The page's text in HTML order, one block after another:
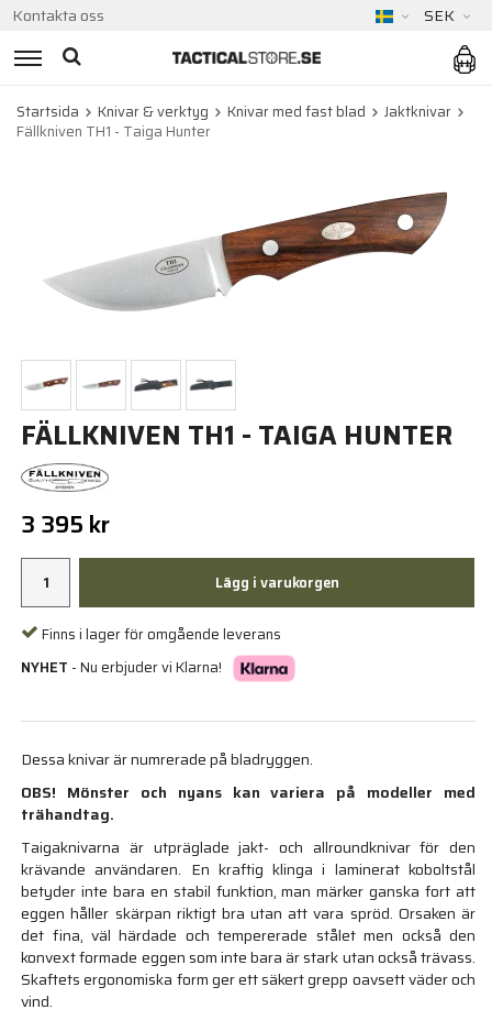
Kontakta oss SEK
Startsida Knivar & verktyg Knivar med fast blad
Jaktknivar
Fällkniven TH1 - Taiga Hunter
FÄLLKNIVEN TH1 - TAIGA HUNTER
3 395 kr
Lägg i varukorgen
Finns i lager för omgående leverans
NYHET - Nu erbjuder vi Klarna!
Dessa knivar är numrerade på bladryggen.
OBS! Mönster och nyans kan variera på modeller med
trähandtag.
Taigaknivarna är utpräglade jakt- och allroundknivar för den
krävande användaren. En kraftig klinga i laminerat koboltstål
betyder inte bara en stabil funktion, man märker ganska fort att
eggen håller skärpan riktigt bra utan att vara spröd. Orsaken är
det fina, väl härdade och tempererade stålet men också den
konvext formade eggen som inte bara är stark utan också trävass.
Skaftets ergonomiska form ger ett säkert grepp oavsett väder och
vind.